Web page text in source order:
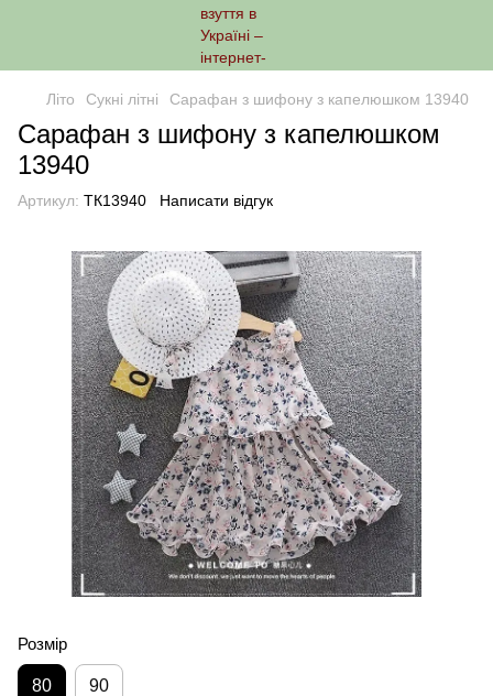
Літо Сукні літні Сарафан з шифону з капелюшком 13940
Сарафан з шифону з капелюшком
13940
Артикул: ТК13940 Написати відгук
Розмір
80 90